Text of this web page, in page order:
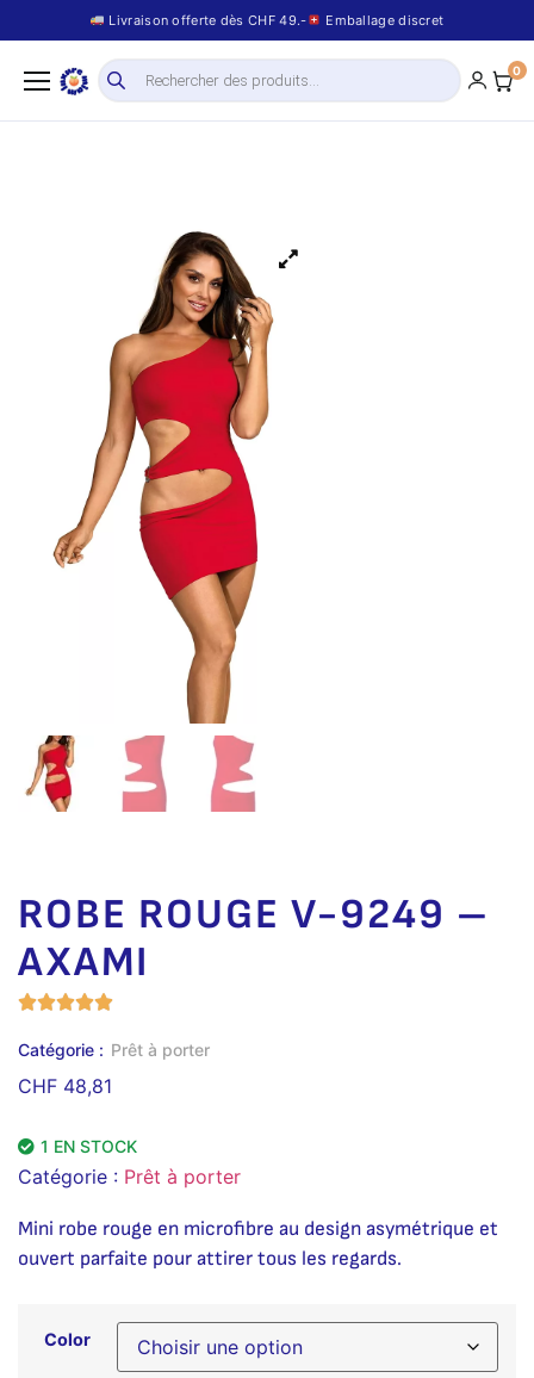
Livraison offerte dès CHF 49.- Emballage discret
0
ROBE ROUGE V-9249 –
AXAMI
Catégorie : Prêt à porter
CHF 48,81
1 EN STOCK
Catégorie : Prêt à porter
Mini robe rouge en microfibre au design asymétrique et
ouvert parfaite pour attirer tous les regards.
Color